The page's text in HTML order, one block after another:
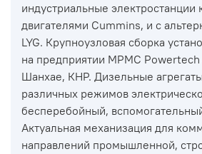
индустриальные
двигателями Cummins, и с
LYG. Крупноузловая сборка
на предприятии MPMC
Шанхае, КНР. Дизельные
различных режимов
бесперебойный,
Актуальная механизация для
направлений промышленной,